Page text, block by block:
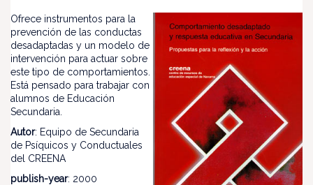
Ofrece instrumentos para la
prevención de las conductas
desadaptadas y un modelo de
intervención para actuar sobre
este tipo de comportamientos.
Está pensado para trabajar con
alumnos de Educación
Secundaria.
Autor: Equipo de Secundaria
de Psíquicos y Conductuales
del CREENA
publish-year: 2000